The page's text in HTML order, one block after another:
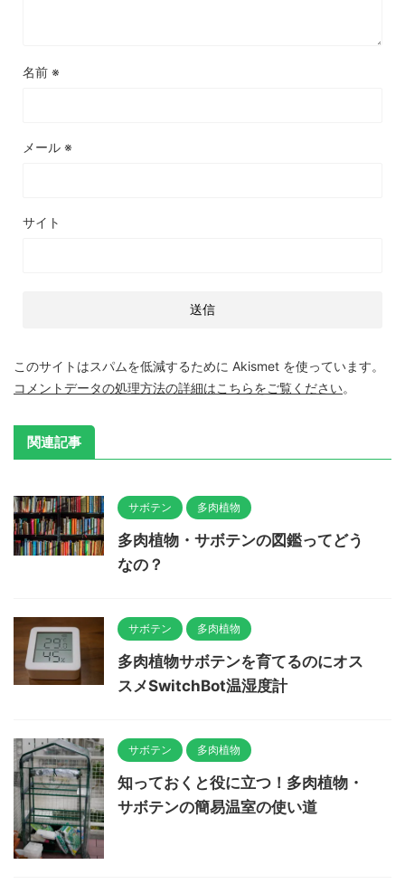
名前 ※
メール ※
サイト
このサイトはスパムを低減するために Akismet を使っています。
コメントデータの処理方法の詳細はこちらをご覧ください。
関連記事
サボテン 多肉植物
多肉植物・サボテンの図鑑ってどう
なの？
サボテン 多肉植物
多肉植物サボテンを育てるのにオス
スメSwitchBot温湿度計
サボテン 多肉植物
知っておくと役に立つ！多肉植物・
サボテンの簡易温室の使い道